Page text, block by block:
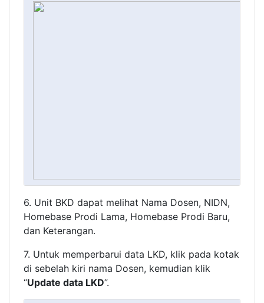
6. Unit BKD dapat melihat Nama Dosen, NIDN,
Homebase Prodi Lama, Homebase Prodi Baru,
dan Keterangan.
7. Untuk memperbarui data LKD, klik pada kotak
di sebelah kiri nama Dosen, kemudian klik
“Update data LKD”.